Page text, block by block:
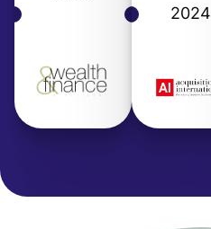
2024